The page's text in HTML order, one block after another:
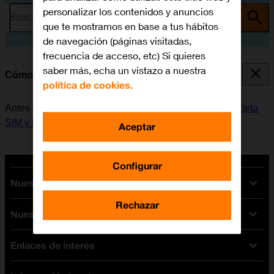
Busca por problema o tema
Cómo encender y apagar el móvil
Antes de encender el móvil, es necesario
insertar la tarjeta
SIM y la batería
Nuestras tarifas
Tarifas Orange
Tarifas fibra y móvil
Tarifas móviles
Tarifas internet y fibra
Nuestros dispositivos
Ofertas en móviles
iPhone
Enlaces de interés
personalizar los contenidos y anuncios
que te mostramos en base a tus hábitos
de navegación (páginas visitadas,
frecuencia de acceso, etc) Si quieres
saber más, echa un vistazo a nuestra
política de cookies.
Configurar
Rechazar
Aceptar